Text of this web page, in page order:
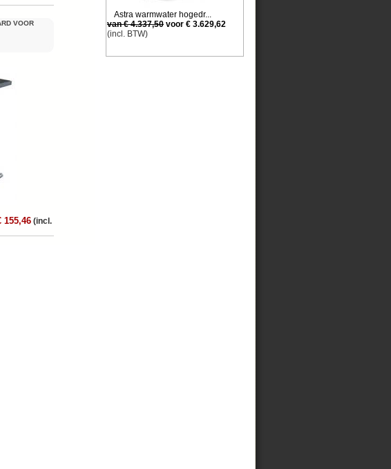
VOOR
155,46 (incl.
Astra warmwater hogedr...
van € 4.337,50 voor € 3.629,62
(incl. BTW)